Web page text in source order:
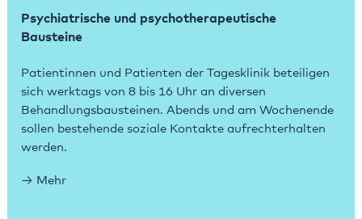
Psychiatrische und psychotherapeutische
Bausteine
Patientinnen und Patienten der Tagesklinik beteiligen
sich werktags von 8 bis 16 Uhr an diversen
Behandlungsbausteinen. Abends und am Wochenende
sollen bestehende soziale Kontakte aufrechterhalten
werden.
Mehr